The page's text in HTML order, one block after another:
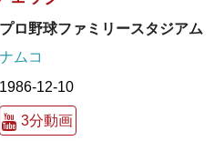
プロ野球ファミリースタジアム
ナムコ
1986-12-10
3分動画